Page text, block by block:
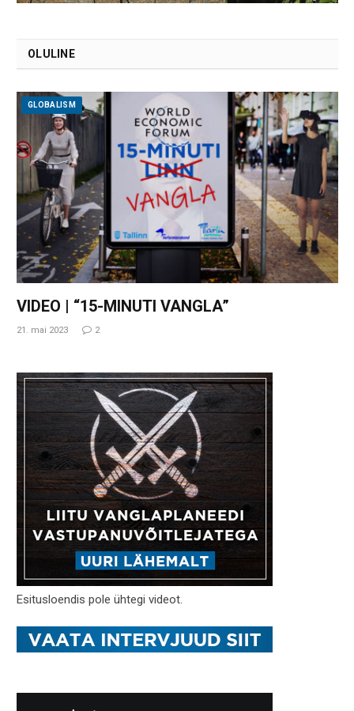
OLULINE
GLOBALISM
VIDEO | “15-MINUTI VANGLA”
21. mai 2023 2
Esitusloendis pole ühtegi videot.